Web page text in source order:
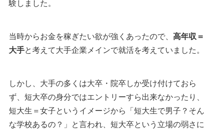
験しました。
当時からお金を稼ぎたい欲が強くあったので、 高年収＝
大手と考えて大手企業メインで就活を考えていました。
しかし、大手の多くは大卒・院卒しか受け付けておら
ず、短大卒の身分ではエントリーすら出来なかったり、
短大生＝女子というイメージから「短大生で男子？そん
な学校あるの？」と言われ、短大卒という立場の弱さに